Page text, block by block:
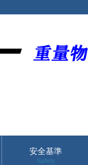
安全基準
Safety